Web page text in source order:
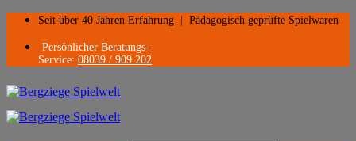
Zum
springen
Seit über 40 Jahren Erfahrung Pädagogisch geprüfte Spielwaren
Persönlicher Beratungs-
Service: 08039 / 909 202